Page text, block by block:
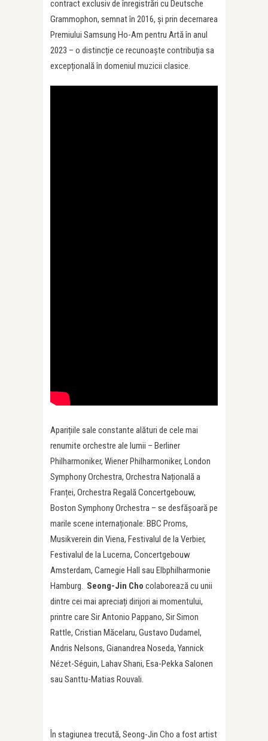
contract exclusiv de înregistrări cu Deutsche
Grammophon, semnat în 2016, și prin decernarea
Premiului Samsung Ho-Am pentru Artă în anul
2023 – o distincție ce recunoaște contribuția sa
excepțională în domeniul muzicii clasice.
Aparițiile sale constante alături de cele mai
renumite orchestre ale lumii – Berliner
Philharmoniker, Wiener Philharmoniker, London
Symphony Orchestra, Orchestra Națională a
Franței, Orchestra Regală Concertgebouw,
Boston Symphony Orchestra – se desfășoară pe
marile scene internaționale: BBC Proms,
Musikverein din Viena, Festivalul de la Verbier,
Festivalul de la Lucerna, Concertgebouw
Amsterdam, Carnegie Hall sau Elbphilharmonie
Hamburg. Seong-Jin Cho colaborează cu unii
dintre cei mai apreciați dirijori ai momentului,
printre care Sir Antonio Pappano, Sir Simon
Rattle, Cristian Măcelaru, Gustavo Dudamel,
Andris Nelsons, Gianandrea Noseda, Yannick
Nézet-Séguin, Lahav Shani, Esa-Pekka Salonen
sau Santtu-Matias Rouvali.
În stagiunea trecută, Seong-Jin Cho a fost artist